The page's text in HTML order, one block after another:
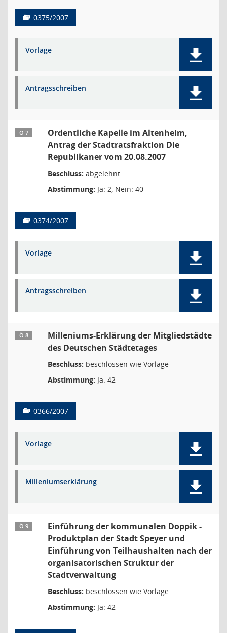
0375/2007
Vorlage
Antragsschreiben
Ö 7
Ordentliche Kapelle im Altenheim,
Antrag der Stadtratsfraktion Die
Republikaner vom 20.08.2007
Beschluss: abgelehnt
Abstimmung: Ja: 2, Nein: 40
0374/2007
Vorlage
Antragsschreiben
Ö 8
Milleniums-Erklärung der Mitgliedstädte
des Deutschen Städtetages
Beschluss: beschlossen wie Vorlage
Abstimmung: Ja: 42
0366/2007
Vorlage
Milleniumserklärung
Ö 9
Einführung der kommunalen Doppik -
Produktplan der Stadt Speyer und
Einführung von Teilhaushalten nach der
organisatorischen Struktur der
Stadtverwaltung
Beschluss: beschlossen wie Vorlage
Abstimmung: Ja: 42